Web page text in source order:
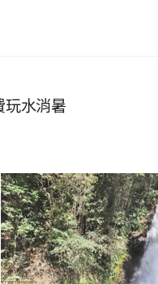
玩水消暑